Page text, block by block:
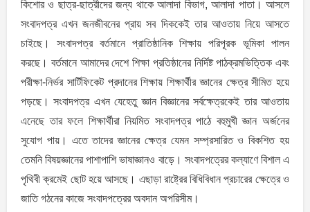
কিশাের ও ছাত্র-ছাত্রীদের জন্য থাকে আলাদা বিভাগ, আলাদা পাতা। আসলে
সংবাদপত্র এখন জনজীবনের প্রায় সব দিককেই তার আওতায় নিয়ে আসতে
চাইছে। সংবাদপত্র বর্তমানে প্রাতিষ্ঠানিক শিক্ষায় পরিপূরক ভূমিকা পালন
করছে। বর্তমানে আমাদের দেশে শিক্ষা প্রতিষ্ঠানের নির্দিষ্ট পাঠক্রমভিত্তিক এবং
পরীক্ষা-নির্ভর সার্টিফিকেট প্রদানের শিক্ষায় শিক্ষার্থীর জ্ঞানের ক্ষেত্র সীমিত হয়ে
পড়ছে। সংবাদপত্র এখন যেহেতু জ্ঞান বিজ্ঞানের সর্বক্ষেত্রকেই তার আওতায়
এনেছে তার ফলে শিক্ষার্থীরা নিয়মিত সংবাদপত্র পাঠে বহুমুখী জ্ঞান অর্জনের
সুযােগ পায়। এতে তাদের জ্ঞানের ক্ষেত্র যেমন সম্প্রসারিত ও বিকশিত হয়
তেমনি বিষয়জ্ঞানের পাশাপাশি ভাষাজ্ঞানও বাড়ে। সংবাদপত্রের কল্যাণে বিশাল এ
পৃথিবী ক্রমেই ছােট হয়ে আসছে। এছাড়া রাষ্ট্রের বিধিবিধান প্রচারের ক্ষেত্রে ও
জাতি গঠনের কাজে সংবাদপত্রের অবদান অপরিসীম।